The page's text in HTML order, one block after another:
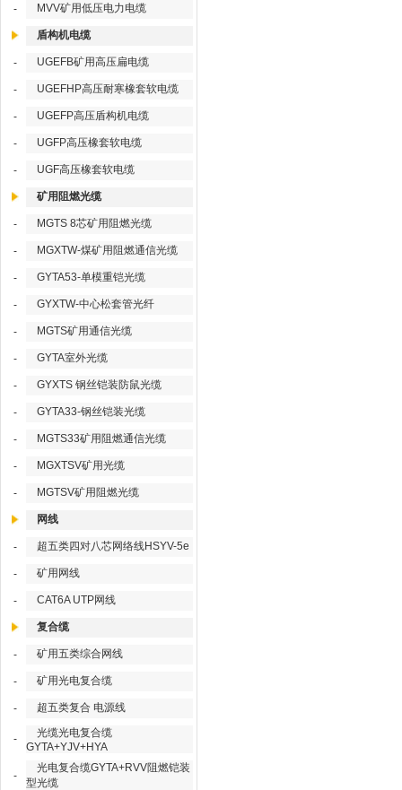
- MVV矿用低压电力电缆
盾构机电缆
- UGEFB矿用高压扁电缆
- UGEFHP高压耐寒橡套软电缆
- UGEFP高压盾构机电缆
- UGFP高压橡套软电缆
- UGF高压橡套软电缆
矿用阻燃光缆
- MGTS 8芯矿用阻燃光缆
- MGXTW-煤矿用阻燃通信光缆
- GYTA53-单模重铠光缆
- GYXTW-中心松套管光纤
- MGTS矿用通信光缆
- GYTA室外光缆
- GYXTS 钢丝铠装防鼠光缆
- GYTA33-钢丝铠装光缆
- MGTS33矿用阻燃通信光缆
- MGXTSV矿用光缆
- MGTSV矿用阻燃光缆
网线
- 超五类四对八芯网络线HSYV-5e
- 矿用网线
- CAT6A UTP网线
复合缆
- 矿用五类综合网线
- 矿用光电复合缆
- 超五类复合 电源线
-
光缆光电复合缆
GYTA+YJV+HYA
-
光电复合缆GYTA+RVV阻燃铠装
型光缆